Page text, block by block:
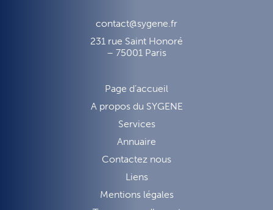
contact@sygene.fr
231 rue Saint Honoré
– 75001 Paris
Page d’accueil
A propos du SYGENE
Services
Annuaire
Contactez nous
Liens
Mentions légales